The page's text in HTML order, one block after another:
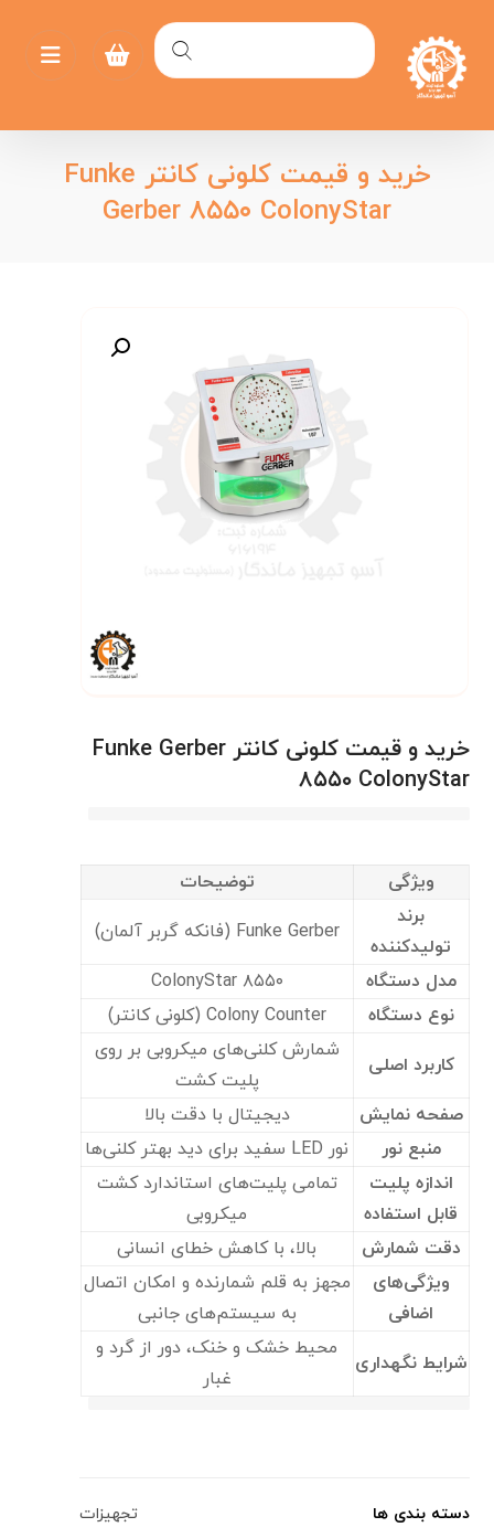
خرید و قیمت کلونی کانتر Funke
Gerber ۸۵۵۰ ColonyStar
خرید و قیمت کلونی کانتر Funke Gerber
۸۵۵۰ ColonyStar
ویژگی
توضیحات
برند
تولیدکننده
Funke Gerber (فانکه گربر آلمان)
مدل دستگاه
۸۵۵۰ ColonyStar
نوع دستگاه
Colony Counter (کلونی کانتر)
کاربرد اصلی
شمارش کلنی‌های میکروبی بر روی
پلیت کشت
صفحه نمایش
دیجیتال با دقت بالا
منبع نور
نور LED سفید برای دید بهتر کلنی‌ها
اندازه پلیت
قابل استفاده
تمامی پلیت‌های استاندارد کشت
میکروبی
دقت شمارش
بالا، با کاهش خطای انسانی
ویژگی‌های
اضافی
مجهز به قلم شمارنده و امکان اتصال
به سیستم‌های جانبی
شرایط نگهداری
محیط خشک و خنک، دور از گرد و
غبار
دسته بندی ها تجهیزات